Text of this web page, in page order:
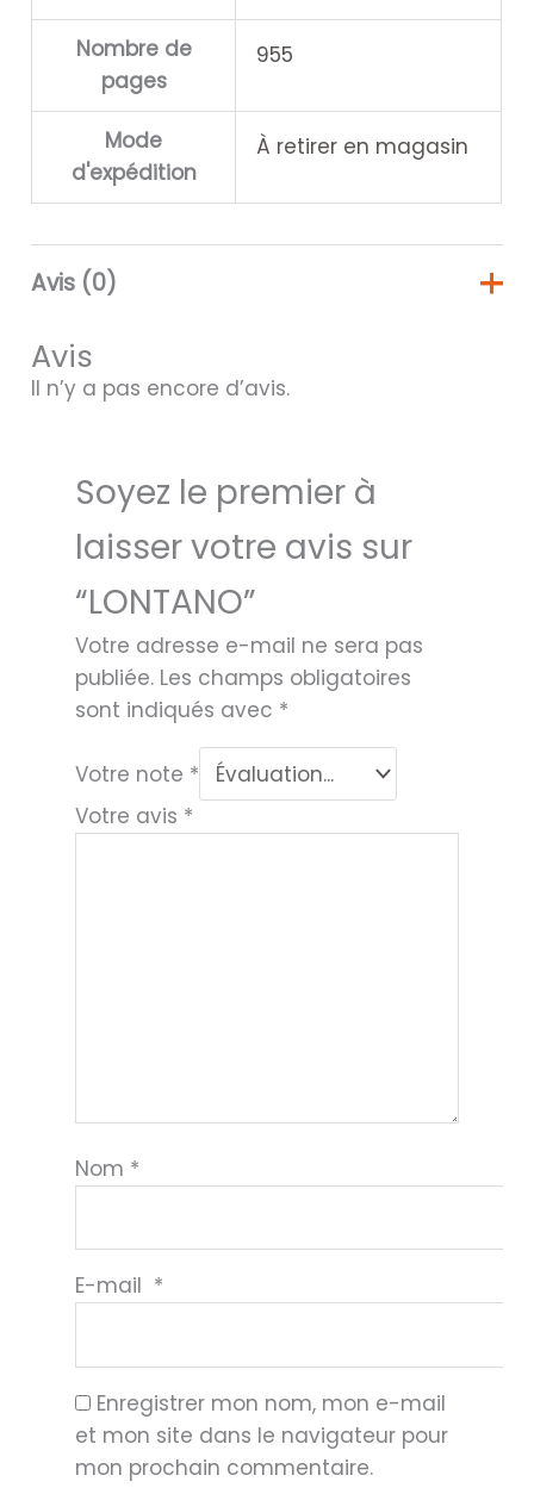
Nombre de
pages
955
Mode
d'expédition
À retirer en magasin
Avis (0)
Avis
Il n’y a pas encore d’avis.
Soyez le premier à
laisser votre avis sur
“LONTANO”
Votre adresse e-mail ne sera pas
publiée. Les champs obligatoires
sont indiqués avec *
Votre note *
Votre avis *
Nom *
E-mail *
Enregistrer mon nom, mon e-mail
et mon site dans le navigateur pour
mon prochain commentaire.